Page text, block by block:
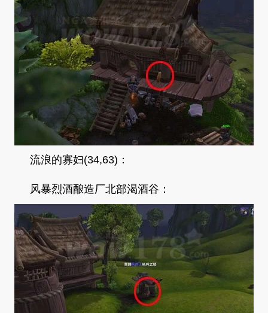
流浪的寡妇(34,63)：
风暴烈酒酿造厂北部渴酒谷：